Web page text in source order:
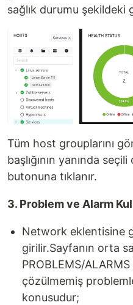
sağlık durumu
Tüm host grouplarını
başlığının yanında
butonuna tıklanır.
3. Problem ve Alarm
Network eklentisine
girilir.Sayfanın orta
PROBLEMS/ALARMS
çözülmemiş
konusudur;